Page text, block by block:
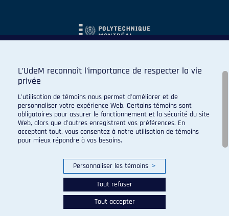
© 2026 Carabins de l'Université de Montréal. Tous droits
L’UdeM reconnaît l’importance de respecter la vie
privée
L’utilisation de témoins nous permet d’améliorer et de
personnaliser votre expérience Web. Certains témoins sont
obligatoires pour assurer le fonctionnement et la sécurité du site
Web, alors que d’autres enregistrent vos préférences. En
acceptant tout, vous consentez à notre utilisation de témoins
pour mieux répondre à vos besoins.
Personnaliser les témoins >
Tout refuser
Tout accepter